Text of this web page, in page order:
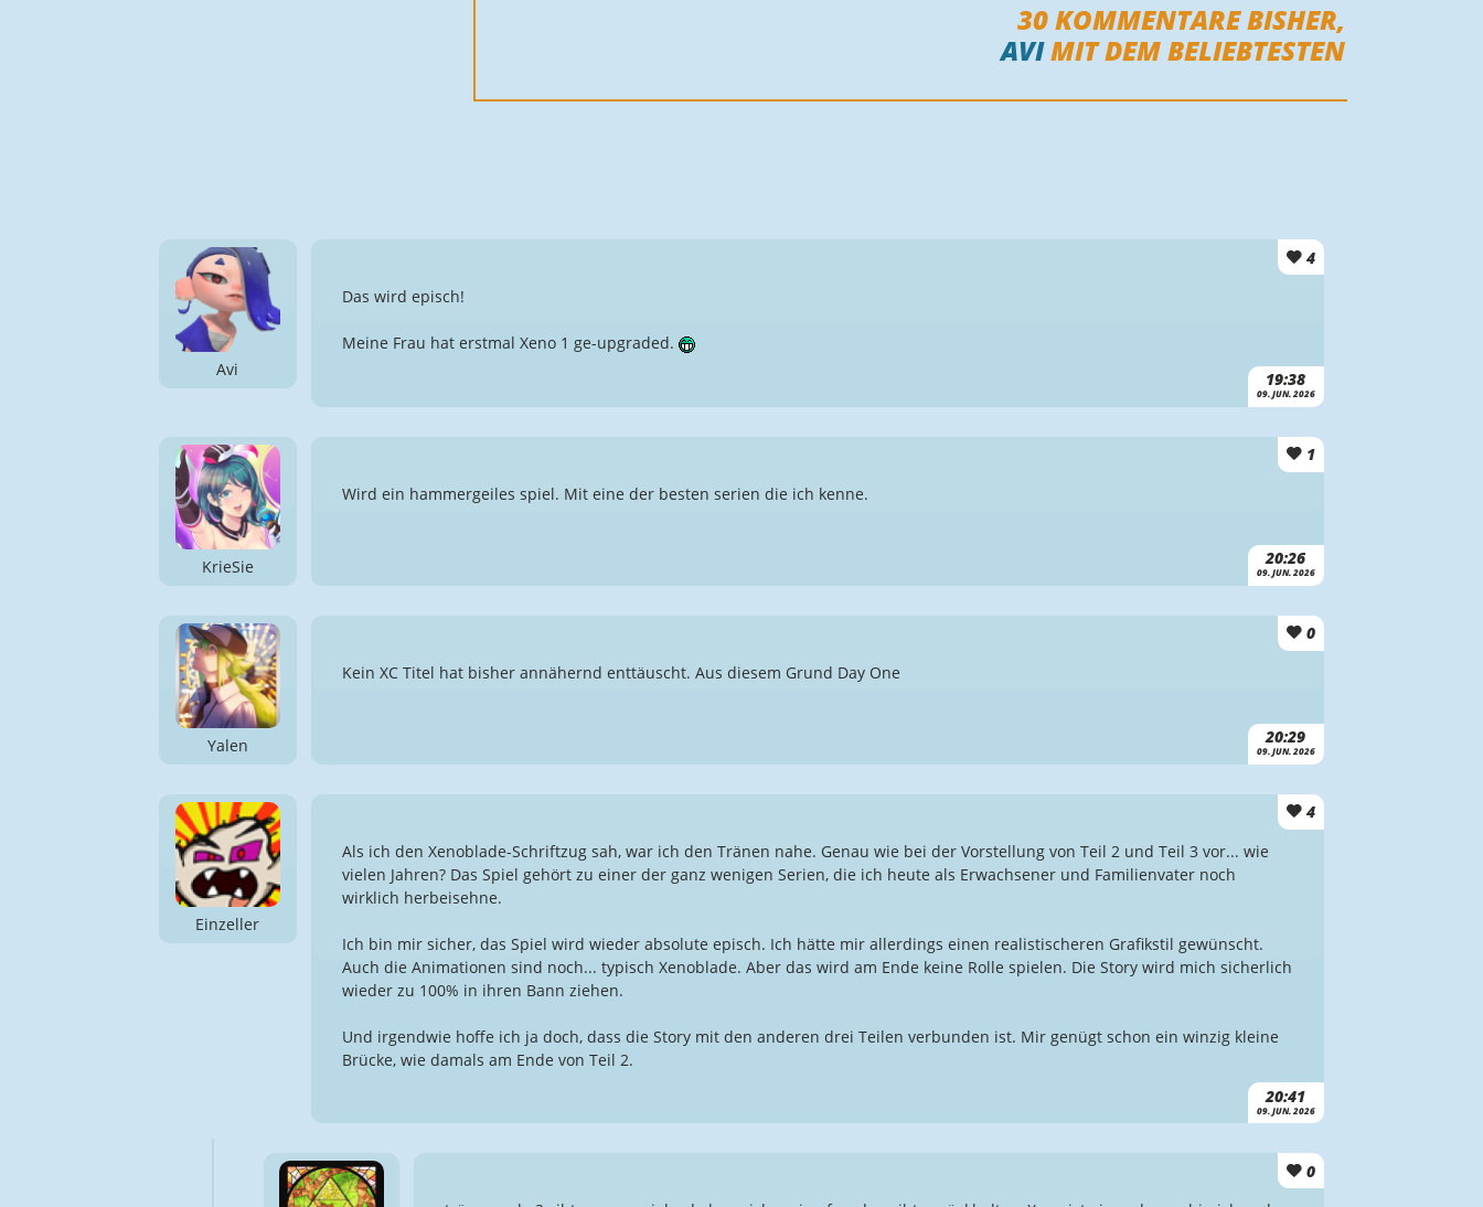
30KOMMENTARE BISHER,
AVIMIT DEM BELIEBTESTEN
Avi
4
19:38
09. JUN. 2026
Das wird episch!
Meine Frau hat erstmal Xeno 1 ge-upgraded.
KrieSie
1
20:26
09. JUN. 2026
Wird ein hammergeiles spiel. Mit eine der besten serien die ich kenne.
Yalen
0
20:29
09. JUN. 2026
Kein XC Titel hat bisher annähernd enttäuscht. Aus diesem Grund Day One
Einzeller
4
20:41
09. JUN. 2026
Als ich den Xenoblade-Schriftzug sah, war ich den Tränen nahe. Genau wie bei der Vorstellung von Teil 2 und Teil 3 vor... wie
vielen Jahren? Das Spiel gehört zu einer der ganz wenigen Serien, die ich heute als Erwachsener und Familienvater noch
wirklich herbeisehne.
Ich bin mir sicher, das Spiel wird wieder absolute episch. Ich hätte mir allerdings einen realistischeren Grafikstil gewünscht.
Auch die Animationen sind noch... typisch Xenoblade. Aber das wird am Ende keine Rolle spielen. Die Story wird mich sicherlich
wieder zu 100% in ihren Bann ziehen.
Und irgendwie hoffe ich ja doch, dass die Story mit den anderen drei Teilen verbunden ist. Mir genügt schon ein winzig kleine
Brücke, wie damals am Ende von Teil 2.
0